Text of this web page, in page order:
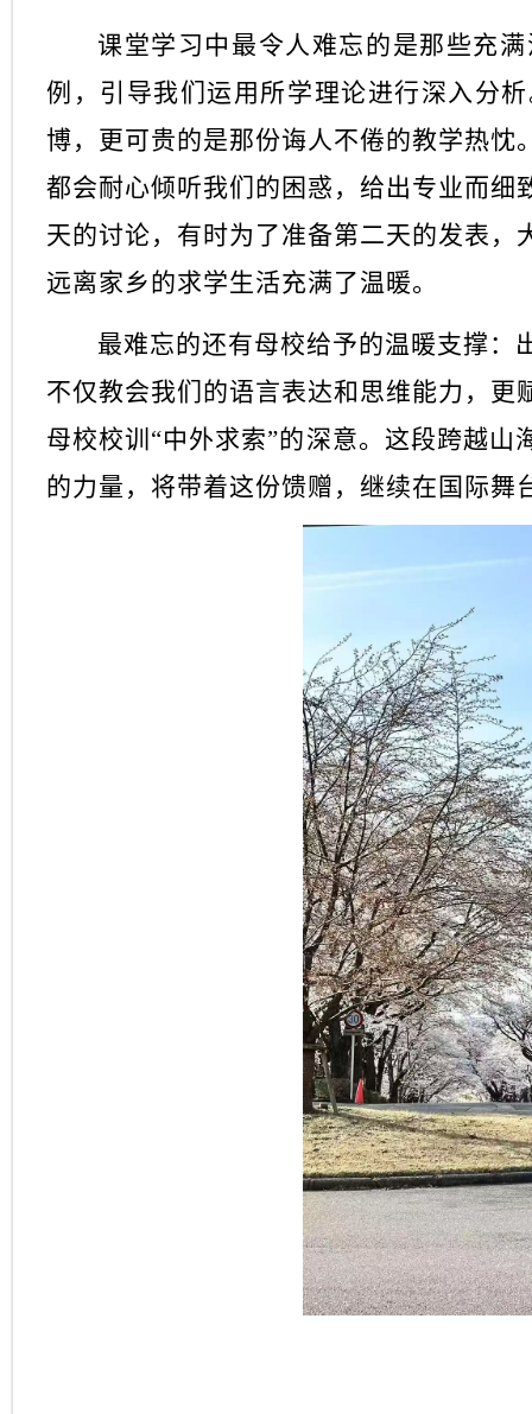
课堂学习中最令人难忘的是那些充
例，引导我们运用所学理论进行深入分
博，更可贵的是那份诲人不倦的教学热
都会耐心倾听我们的困惑，给出专业而
天的讨论，有时为了准备第二天的发表
远离家乡的求学生活充满了温暖。
最难忘的还有母校给予的温暖支撑：
不仅教会我们的语言表达和思维能力，
母校校训 “中外求索”的深意。这段跨越
的力量，将带着这份馈赠，继续在国际舞